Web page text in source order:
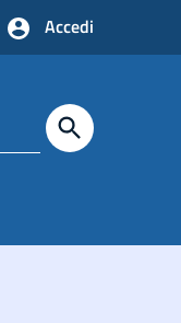
Accedi